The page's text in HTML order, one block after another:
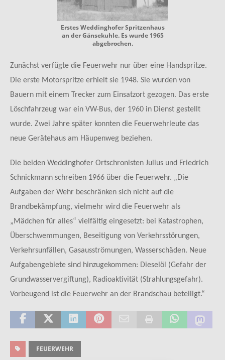
Erstes Weddinghofer Spritzenhaus
an der Gänsekuhle. Es wurde 1965
abgebrochen.
Zunächst verfügte die Feuerwehr nur über eine Handspritze.
Die erste Motorspritze erhielt sie 1948. Sie wurden von
Bauern mit einem Trecker zum Einsatzort gezogen. Das erste
Löschfahrzeug war ein VW-Bus, der 1960 in Dienst gestellt
wurde. Zwei Jahre später konnten die Feuerwehrleute das
neue Gerätehaus am Häupenweg beziehen.
Die beiden Weddinghofer Ortschronisten Julius und Friedrich
Schnickmann schreiben 1966 über die Feuerwehr. „Die
Aufgaben der Wehr beschränken sich nicht auf die
Brandbekämpfung, vielmehr wird die Feuerwehr als
„Mädchen für alles“ vielfältig eingesetzt: bei Katastrophen,
Überschwemmungen, Beseitigung von Verkehrsstörungen,
Verkehrsunfällen, Gasausströmungen, Wasserschäden. Neue
Aufgabengebiete sind hinzugekommen: Dieselöl (Gefahr der
Grundwasservergiftung), Radioaktivität (Strahlungsgefahr).
Vorbeugend ist die Feuerwehr an der Brandschau beteiligt.“
FEUERWEHR